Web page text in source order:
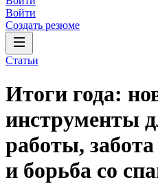
Войти
Создать резюме
Статьи
Итоги года:
инструменты
работы, забота
и борьба со